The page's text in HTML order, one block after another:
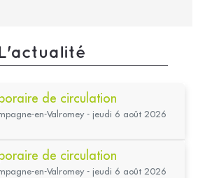
L'actualité